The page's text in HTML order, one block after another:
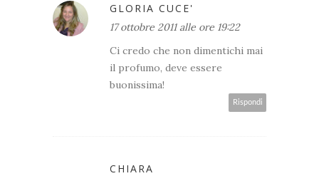
GLORIA CUCE'
17 ottobre 2011 alle ore 19:22
Ci credo che non dimentichi mai
il profumo, deve essere
buonissima!
Rispondi
CHIARA